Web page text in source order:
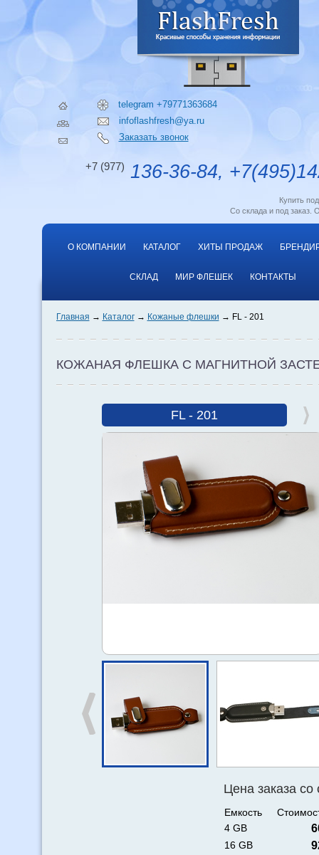
telegram +79771363684
infoflashfresh@ya.ru
Заказать звонок
+7 (977) 136-36-84,
Купить
Со склада и под заказ.
О КОМПАНИИ КАТАЛОГ ХИТЫ ПРОДАЖ
СКЛАД МИР ФЛЕШЕК КОНТАКТЫ
Главная Каталог Кожаные флешки FL - 201
КОЖАНАЯ ФЛЕШКА С МАГНИТНОЙ
FL - 201
Цена заказа со
Емкость
4 GB
16 GB